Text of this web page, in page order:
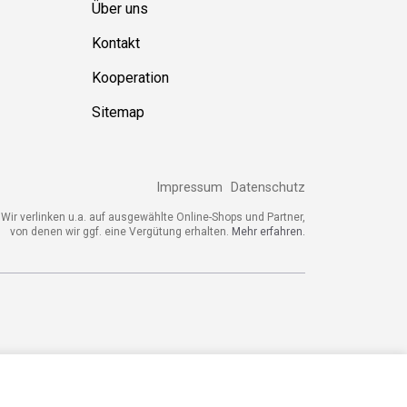
Kontakt
Kooperation
Sitemap
Impressum Datenschutz
verlinken u.a. auf ausgewählte Online-Shops und Partner,
von denen wir ggf. eine Vergütung erhalten.
Mehr erfahren.